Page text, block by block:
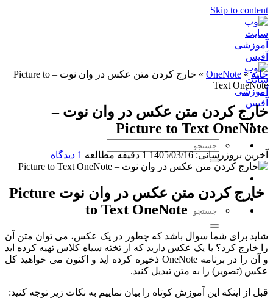
Skip to content
خانه»
OneNote
»
خارج کردن متن عکس در وان نوت – Picture to
Text OneNote
خارج کردن متن عکس در وان نوت –
Picture to Text OneNote
آخرین بروزرسانی: 1405/03/16 1 دقیقه مطالعه 1 دیدگاه
خارج کردن متن عکس در وان نوت Picture
to Text OneNote
شاید برای شما سوال باشد که چطور در یک عکس، می توان متن آن
را خارج کرد؟ یا یک عکس دارید که از تخته سیاه کلاس تهیه کرده اید
و آن را در برنامه OneNote ذخیره کرده اید و اکنون می خواهید کل
عکس (تصویر) را به متن تبدیل کنید.
قبل از اینکه این آموزش کوتاه را بیان نماییم به نکات زیر توجه کنید: